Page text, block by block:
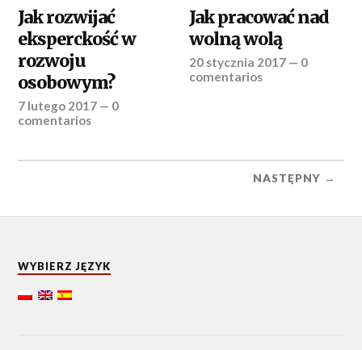
Jak rozwijać
eksperckość w
rozwoju
osobowym?
7 lutego 2017 — 0
comentarios
Jak pracować nad
wolną wolą
20 stycznia 2017 — 0
comentarios
NASTĘPNY →
WYBIERZ JĘZYK